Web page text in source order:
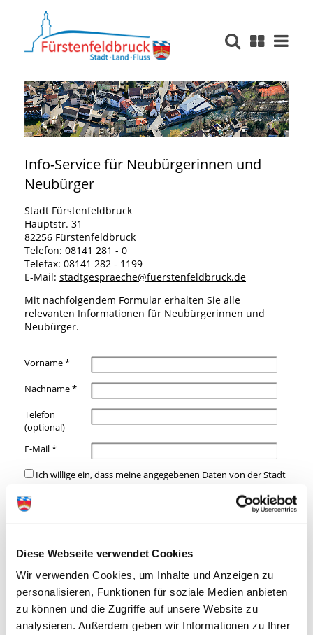
Diese Webseite verwendet Cookies
Wir verwenden Cookies, um Inhalte und Anzeigen zu
personalisieren, Funktionen für soziale Medien anbieten
zu können und die Zugriffe auf unsere Website zu
analysieren. Außerdem geben wir Informationen zu Ihrer
Info-Service für Neubürgerinnen und
Neubürger
Stadt Fürstenfeldbruck
Hauptstr. 31
82256 Fürstenfeldbruck
Telefon: 08141 281 - 0
Telefax: 08141 282 - 1199
E-Mail: stadtgespraeche@fuerstenfeldbruck.de
Mit nachfolgendem Formular erhalten Sie alle
relevanten Informationen für Neubürgerinnen und
Neubürger.